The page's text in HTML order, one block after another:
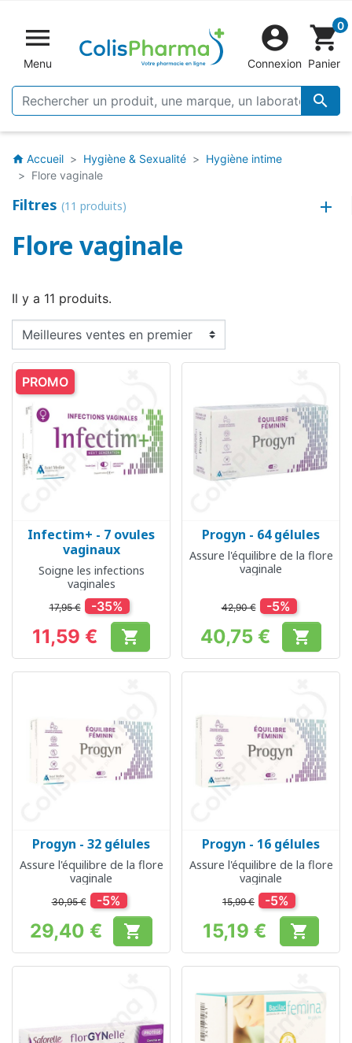

Menu


Connexion
shopping_cart0
Panier
home Accueil Hygiène & Sexualité
Hygiène intime
Flore vaginale
Filtres (11 produits)
Flore vaginale
Il y a 11 produits.
Infectim+ - 7 ovules
vaginaux
Soigne les infections
vaginales
17,95 € -35%
Prix
11,59 € 
PROMO
Progyn - 64 gélules
Assure l'équilibre de la flore
vaginale
42,90 € -5%
Prix
40,75 € 
Progyn - 32 gélules
Assure l'équilibre de la flore
vaginale
30,95 € -5%
Prix
29,40 € 
Progyn - 16 gélules
Assure l'équilibre de la flore
vaginale
15,99 € -5%
Prix
15,19 € 